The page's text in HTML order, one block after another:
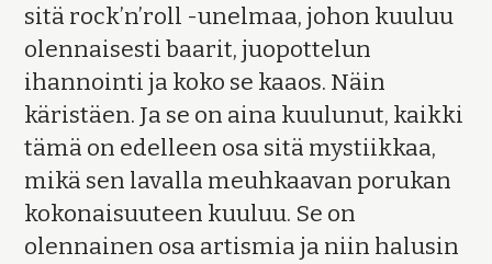
sitä rock’n’roll -unelmaa, johon kuuluu
olennaisesti baarit, juopottelun
ihannointi ja koko se kaaos. Näin
käristäen. Ja se on aina kuulunut, kaikki
tämä on edelleen osa sitä mystiikkaa,
mikä sen lavalla meuhkaavan porukan
kokonaisuuteen kuuluu. Se on
olennainen osa artismia ja niin halusin